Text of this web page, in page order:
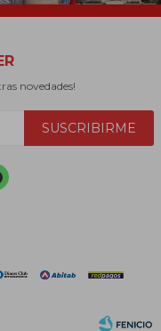
novedades!
SUSCRIBIRME